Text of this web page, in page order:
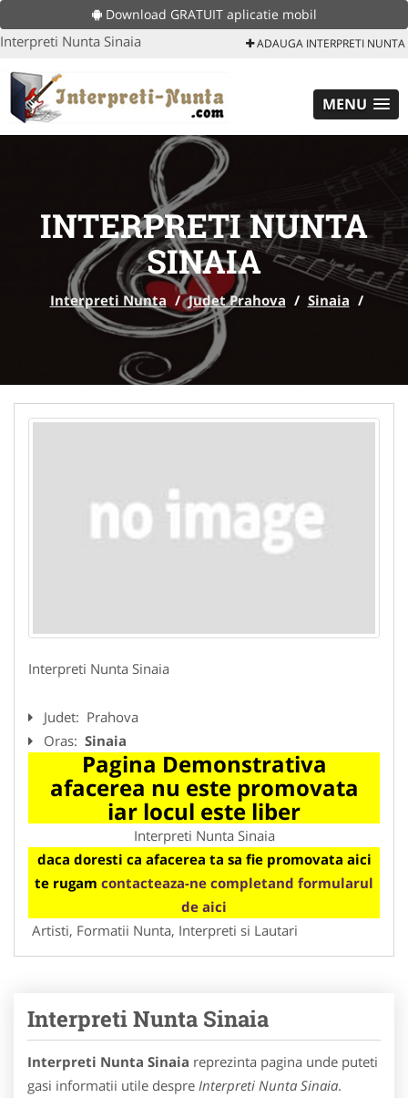
Download GRATUIT aplicatie mobil
Interpreti Nunta Sinaia ADAUGA INTERPRETI NUNTA
MENU
INTERPRETI NUNTA
SINAIA
Interpreti Nunta / Judet Prahova / Sinaia /
Interpreti Nunta Sinaia
Judet: Prahova
Oras: Sinaia
Pagina Demonstrativa
afacerea nu este promovata
iar locul este liber
Interpreti Nunta Sinaia
daca doresti ca afacerea ta sa fie promovata aici
te rugam contacteaza-ne completand formularul
de aici
Artisti, Formatii Nunta, Interpreti si Lautari
Interpreti Nunta Sinaia
Interpreti Nunta Sinaia reprezinta pagina unde puteti
gasi informatii utile despre Interpreti Nunta Sinaia.